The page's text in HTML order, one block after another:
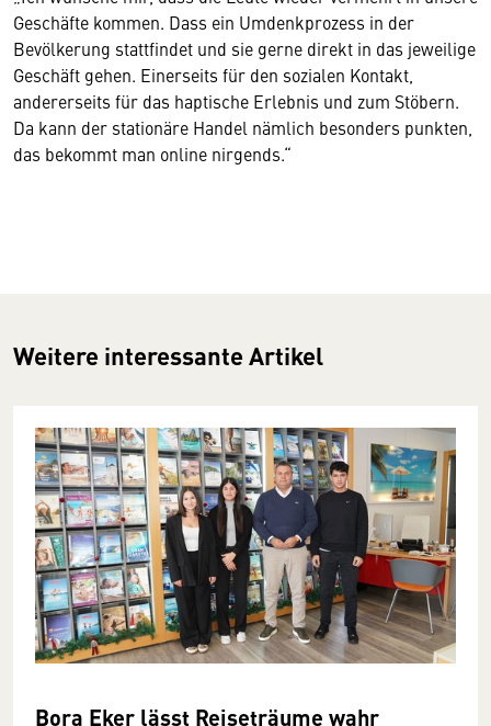
Geschäfte kommen. Dass ein Umdenkprozess in der
Bevölkerung stattfindet und sie gerne direkt in das jeweilige
Geschäft gehen. Einerseits für den sozialen Kontakt,
andererseits für das haptische Erlebnis und zum Stöbern.
Da kann der stationäre Handel nämlich besonders punkten,
das bekommt man online nirgends.“
Weitere interessante Artikel
Bora Eker lässt Reiseträume wahr